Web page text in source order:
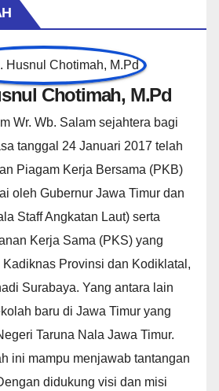
Chotimah, M.Pd
Wr. Wb. Salam sejahtera bagi
tanggal 24 Januari 2017 telah
Piagam Kerja Bersama (PKB)
oleh Gubernur Jawa Timur dan
Staff Angkatan Laut) serta
Kerja Sama (PKS) yang
Provinsi dan Kodiklatal,
Surabaya. Yang antara lain
baru di Jawa Timur yang
Taruna Nala Jawa Timur.
ini mampu menjawab tantangan
didukung visi dan misi